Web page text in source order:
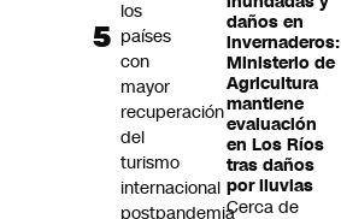
daños en
invernaderos:
Ministerio de
Agricultura
mantiene
evaluación
en Los Ríos
tras daños
por lluvias
Cerca de
los
países
con
mayor
recuperación
del
turismo
internacional
postpandemia